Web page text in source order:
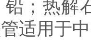
铅；热解
适用于